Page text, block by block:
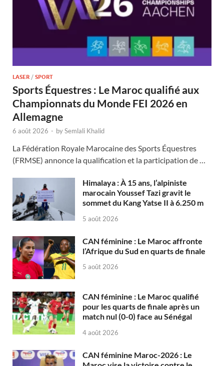
LASER / SPORT
Sports Équestres : Le Maroc qualifié aux
Championnats du Monde FEI 2026 en
Allemagne
6 août 2026 - bySemlali Khalid
La Fédération Royale Marocaine des Sports Équestres
(FRMSE) annonce la qualification et la participation de …
Himalaya : À 15 ans, l’alpiniste
marocain Youssef Tazi gravit le
sommet du Kang Yatse II à 6.250 m
5 août 2026
CAN féminine : Le Maroc affronte
l’Afrique du Sud en quarts de finale
5 août 2026
CAN féminine : Le Maroc qualifié
pour les quarts de finale après un
match nul (0-0) face au Sénégal
4 août 2026
CAN féminine Maroc-2026 : Le